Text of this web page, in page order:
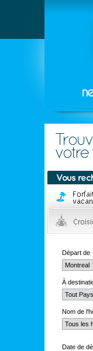
Départ de
À
Nom de
Date de